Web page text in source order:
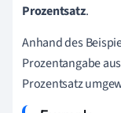
Prozentsatz.
Anhand des
Prozentangabe
Prozentsatz